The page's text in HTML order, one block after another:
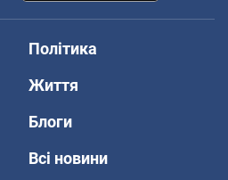
Політика
Життя
Блоги
Всі новини